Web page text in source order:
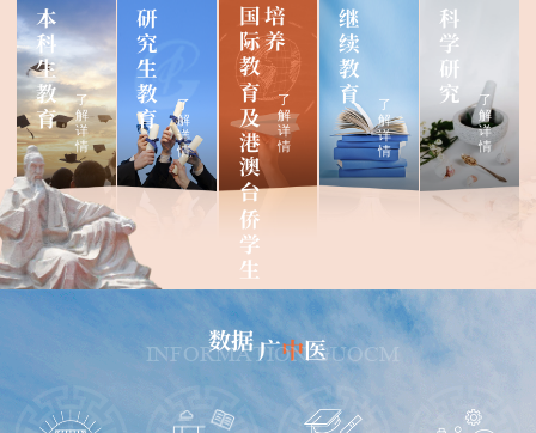
本
科
生
教
育
了
解
详
情
研
究
生
教
育
了
解
详
情
国
际
教
育
及
港
澳
台
侨
学
生
培养
了
解
详
情
继
续
教
育
了
解
详
情
科
学
研
究
了
解
详
情
数据广中医
INFORMATION GUOCM